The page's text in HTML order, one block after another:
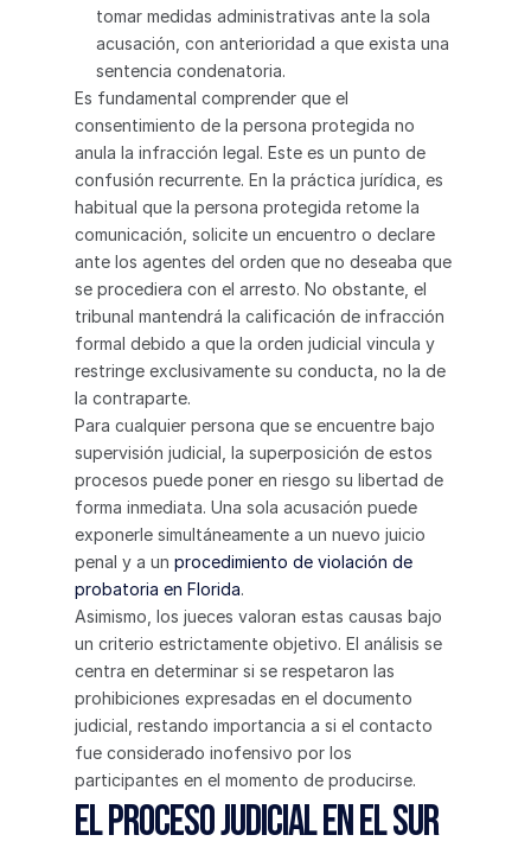
tomar medidas administrativas ante la sola
acusación, con anterioridad a que exista una
sentencia condenatoria.
Es fundamental comprender que el
consentimiento de la persona protegida no
anula la infracción legal. Este es un punto de
confusión recurrente. En la práctica jurídica, es
habitual que la persona protegida retome la
comunicación, solicite un encuentro o declare
ante los agentes del orden que no deseaba que
se procediera con el arresto. No obstante, el
tribunal mantendrá la calificación de infracción
formal debido a que la orden judicial vincula y
restringe exclusivamente su conducta, no la de
la contraparte.
Para cualquier persona que se encuentre bajo
supervisión judicial, la superposición de estos
procesos puede poner en riesgo su libertad de
forma inmediata. Una sola acusación puede
exponerle simultáneamente a un nuevo juicio
penal y a un procedimiento de violación de
probatoria en Florida.
Asimismo, los jueces valoran estas causas bajo
un criterio estrictamente objetivo. El análisis se
centra en determinar si se respetaron las
prohibiciones expresadas en el documento
judicial, restando importancia a si el contacto
fue considerado inofensivo por los
participantes en el momento de producirse.
El Proceso Judicial en el Sur